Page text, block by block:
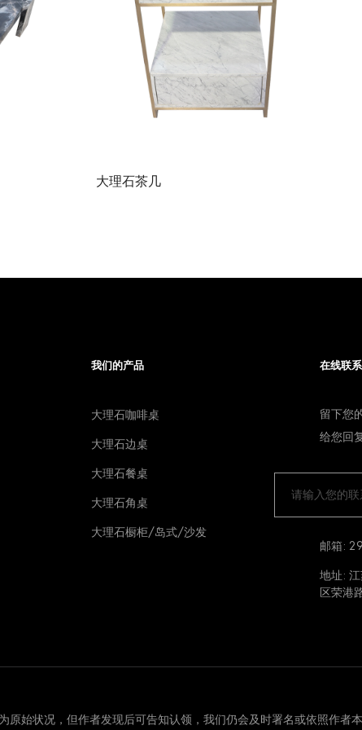
大理石茶几
我们的产品
大理石咖啡桌
大理石边桌
大理石餐桌
大理石角桌
大理石橱柜/岛式/沙发
在线联系
留下您
给您回
邮箱:
地址:
区荣港
始状况，但作者发现后可告知认领，我们仍会及时署名或依照作者